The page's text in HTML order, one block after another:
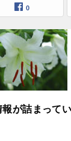
0
が詰まって